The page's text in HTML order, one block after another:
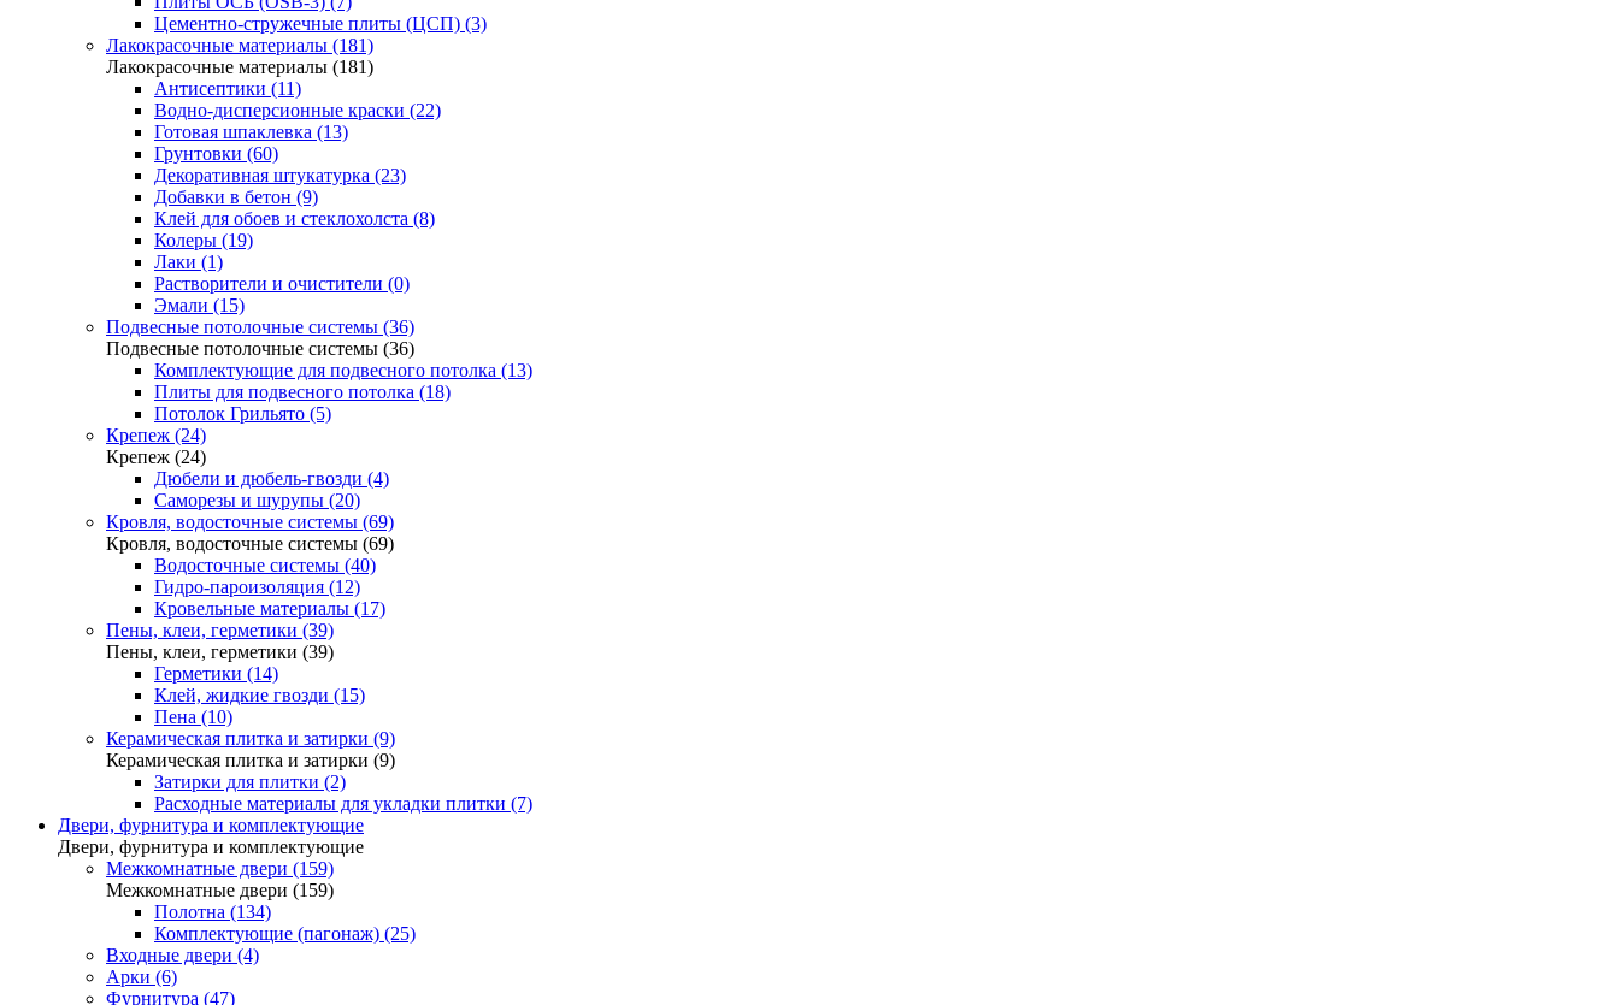
Цементно-стружечные плиты (ЦСП) (3)
Лакокрасочные материалы (181)
Лакокрасочные материалы (181)
Антисептики (11)
Водно-дисперсионные краски (22)
Готовая шпаклевка (13)
Грунтовки (60)
Декоративная штукатурка (23)
Добавки в бетон (9)
Клей для обоев и стеклохолста (8)
Колеры (19)
Лаки (1)
Растворители и очистители (0)
Эмали (15)
Подвесные потолочные системы (36)
Подвесные потолочные системы (36)
Комплектующие для подвесного потолка (13)
Плиты для подвесного потолка (18)
Потолок Грильято (5)
Крепеж (24)
Крепеж (24)
Дюбели и дюбель-гвозди (4)
Саморезы и шурупы (20)
Кровля, водосточные системы (69)
Кровля, водосточные системы (69)
Водосточные системы (40)
Гидро-пароизоляция (12)
Кровельные материалы (17)
Пены, клеи, герметики (39)
Пены, клеи, герметики (39)
Герметики (14)
Клей, жидкие гвозди (15)
Пена (10)
Керамическая плитка и затирки (9)
Керамическая плитка и затирки (9)
Затирки для плитки (2)
Расходные материалы для укладки плитки (7)
Двери, фурнитура и комплектующие
Двери, фурнитура и комплектующие
Межкомнатные двери (159)
Межкомнатные двери (159)
Полотна (134)
Комплектующие (пагонаж) (25)
Входные двери (4)
Арки (6)
Фурнитура (47)